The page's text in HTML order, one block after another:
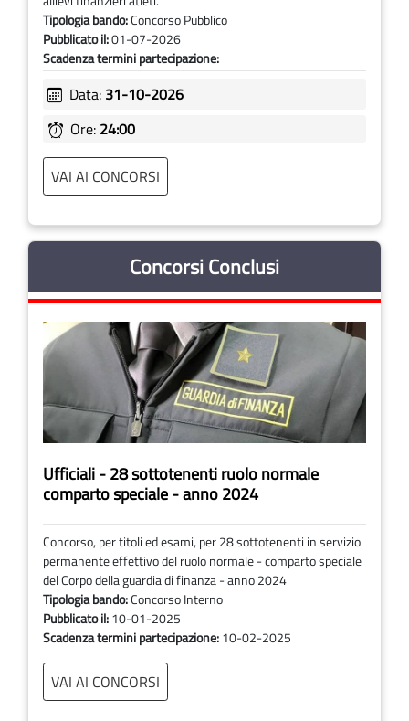
Tipologia bando:Concorso Pubblico
Pubblicato il:01-07-2026
Scadenza termini partecipazione:
Data: 31-10-2026
Ore: 24:00
VAI AI CONCORSI
Concorsi Conclusi
Ufficiali - 28 sottotenenti ruolo normale
comparto speciale - anno 2024
Concorso, per titoli ed esami, per 28 sottotenenti in servizio
permanente effettivo del ruolo normale - comparto speciale
del Corpo della guardia di finanza - anno 2024
Tipologia bando:Concorso Interno
Pubblicato il:10-01-2025
Scadenza termini partecipazione:10-02-2025
VAI AI CONCORSI